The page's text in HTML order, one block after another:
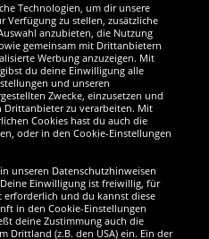
Technologien, um dir unsere
Verfügung zu stellen, zusätzliche
anzubieten, die Nutzung
gemeinsam mit Drittanbietern
Werbung anzuzeigen. Mit
du deine Einwilligung alle
und unseren
Zwecke, einzusetzen und
Drittanbieter zu verarbeiten. Mit
Cookies hast du auch die
oder in den Cookie-Einstellungen
unseren Datenschutzhinweisen
Einwilligung ist freiwillig, für
erforderlich und du kannst diese
in den Cookie-Einstellungen
deine Zustimmung auch die
Drittland (z.B. den USA) ein. Ein der